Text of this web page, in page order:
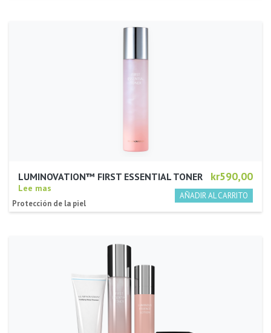
kr590,00
LUMINOVATION™ FIRST ESSENTIAL TONER
Lee mas
Protección de la piel